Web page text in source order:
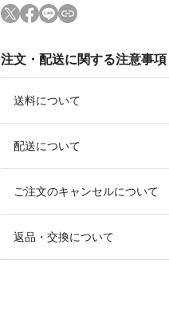
注文・配送に関する注意事項
送料について
配送について
ご注文のキャンセルについて
返品・交換について